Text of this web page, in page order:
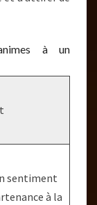
à un
sentiment
à la